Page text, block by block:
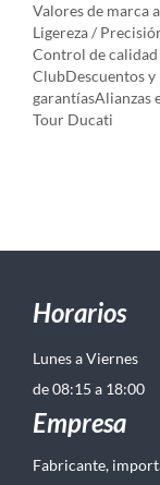
Valores de marca
Ligereza /
Control de
ClubDescuentos
garantíasAlianzas
Tour Ducati
Horarios
Lunes a Viernes
de 08:15 a 18:00
Empresa
Fabricante,